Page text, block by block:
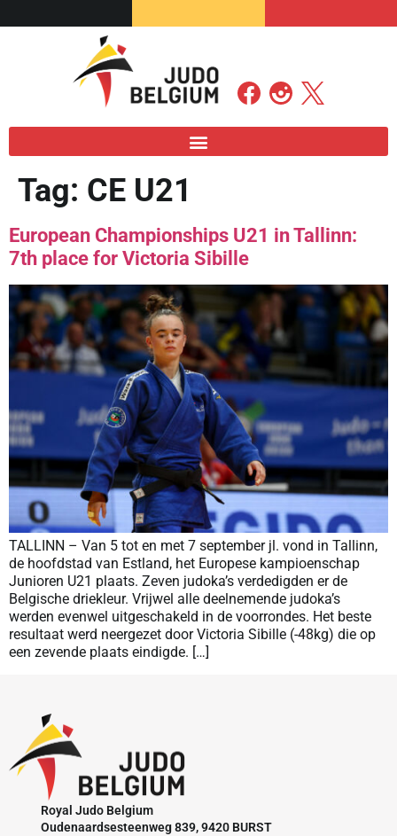
Tag: CE U21
European Championships U21 in Tallinn:
7th place for Victoria Sibille
TALLINN – Van 5 tot en met 7 september jl. vond in Tallinn,
de hoofdstad van Estland, het Europese kampioenschap
Junioren U21 plaats. Zeven judoka’s verdedigden er de
Belgische driekleur. Vrijwel alle deelnemende judoka’s
werden evenwel uitgeschakeld in de voorrondes. Het beste
resultaat werd neergezet door Victoria Sibille (-48kg) die op
een zevende plaats eindigde. […]
Royal Judo Belgium
Oudenaardsesteenweg 839, 9420 BURST